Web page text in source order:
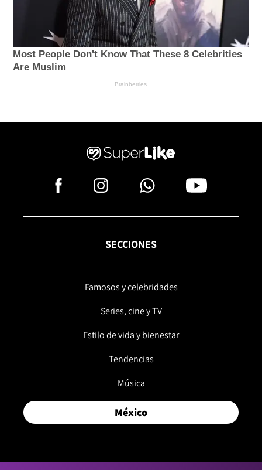
SECCIONES
Famosos y celebridades
Series, cine y TV
Estilo de vida y bienestar
Tendencias
Música
México